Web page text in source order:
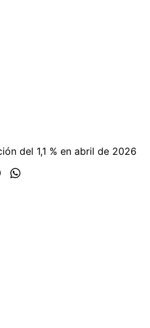
del 1,1 % en abril de 2026